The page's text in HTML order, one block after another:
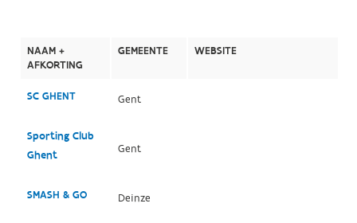
NAAM +
AFKORTING
GEMEENTE WEBSITE
SC GHENT Gent
Sporting Club
Ghent
Gent
SMASH & GO Deinze